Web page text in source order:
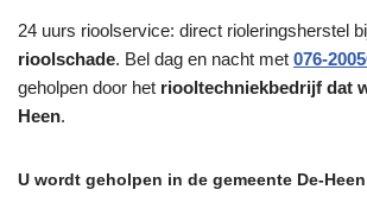
24 uurs rioolservice: direct rioleringsherstel
rioolschade. Bel dag en nacht met 076-
geholpen door het riooltechniekbedrijf dat
Heen.
U wordt geholpen in de gemeente De-